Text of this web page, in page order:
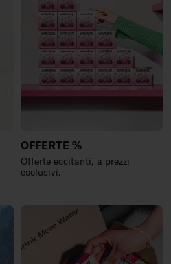
OFFERTE %
Offerte eccitanti, a prezzi
esclusivi.